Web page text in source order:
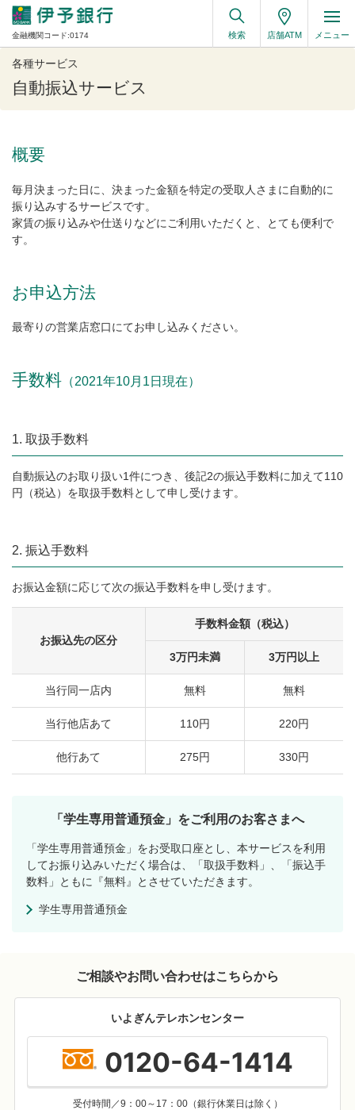
金融機関コード:0174 検索 店舗ATM メニュー
各種サービス
自動振込サービス
概要
毎月決まった日に、決まった金額を特定の受取人さまに自動的に
振り込みするサービスです。
家賃の振り込みや仕送りなどにご利用いただくと、とても便利で
す。
お申込方法
最寄りの営業店窓口にてお申し込みください。
手数料 （2021年10月1日現在）
1. 取扱手数料
自動振込のお取り扱い1件につき、後記2の振込手数料に加えて110
円（税込）を取扱手数料として申し受けます。
2. 振込手数料
お振込金額に応じて次の振込手数料を申し受けます。
お振込先の区分
手数料金額（税込）
3万円未満 3万円以上
当行同一店内 無料 無料
当行他店あて 110円 220円
他行あて 275円 330円
「学生専用普通預金」をご利用のお客さまへ
「学生専用普通預金」をお受取口座とし、本サービスを利用
してお振り込みいただく場合は、「取扱手数料」、「振込手
数料」ともに『無料』とさせていただきます。
学生専用普通預金
ご相談やお問い合わせはこちらから
いよぎんテレホンセンター
0120-64-1414
受付時間／9：00～17：00（銀行休業日は除く）